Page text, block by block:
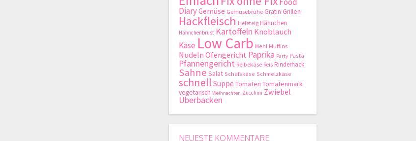
Food
DiaryGemüse Gemüsebrühe Gratin Grillen
Hackfleisch Hefeteig Hähnchen
Hähnchenbrust Kartoffeln Knoblauch
Käse Low Carb Mehl Muffins
NudelnOfengericht Paprika Party Pasta
Pfannengericht Reibekäse Reis Rinderhack
Sahne Salat Schafskäse Schmelzkäse
schnell Suppe Tomaten Tomatenmark
vegetarisch Weihnachten Zucchini Zwiebel
Überbacken
NEUESTE KOMMENTARE